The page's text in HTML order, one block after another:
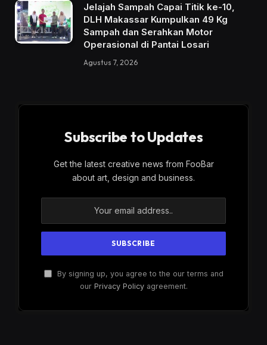
Jelajah Sampah Capai Titik ke-10,
DLH Makassar Kumpulkan 49 Kg
Sampah dan Serahkan Motor
Operasional di Pantai Losari
Agustus 7, 2026
Subscribe to Updates
Get the latest creative news from FooBar
about art, design and business.
By signing up, you agree to the our terms and
our Privacy Policyagreement.